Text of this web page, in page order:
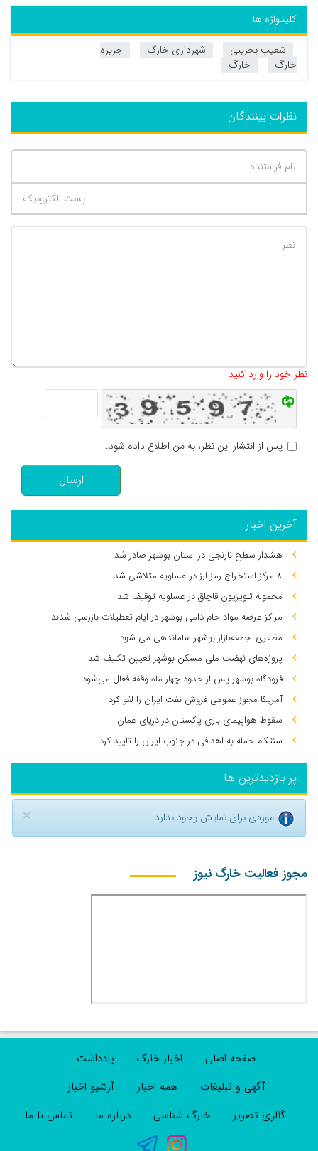
کلیدواژه ها:
شعیب بحرینی
شهرداری خارگ
جزیره
خارگ
خارگ
نظرات بینندگان
نظر خود را وارد کنید
پس از انتشار این نظر، به من اطلاع داده شود.
ارسال
آخرین اخبار
هشدار سطح نارنجی در استان بوشهر صادر شد
۸ مرکز استخراج رمز ارز در عسلویه متلاشی شد
محموله تلویزیون قاچاق در عسلویه توقیف شد
مراکز عرضه مواد خام دامی بوشهر در ایام تعطیلات بازرسی شدند
مظفری: جمعه‌بازار بوشهر ساماندهی می‌ شود
پروژه‌های نهضت ملی مسکن بوشهر تعیین تکلیف شد
فرودگاه بوشهر پس از حدود چهار ماه وقفه فعال می‌شود
آمریکا مجوز عمومی فروش نفت ایران را لغو کرد
سقوط هواپیمای باری پاکستان در دریای عمان
سنتکام حمله به اهدافی در جنوب ایران را تایید کرد
پر بازدیدترین ها
× موردی برای نمایش وجود ندارد.
مجوز فعالیت خارگ نیوز
صفحه اصلی اخبار خارگ
یادداشت
آگهی و تبلیغات
همه اخبار
آرشیو اخبار
گالری تصویر
خارگ شناسی درباره ما تماس با ما